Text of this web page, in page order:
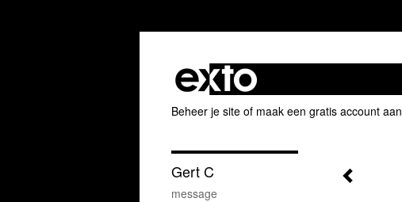
Beheer je site of maak een gratis account aan
Gert C
message